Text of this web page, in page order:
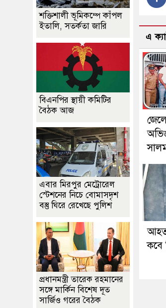
এ
কবে
শক্তিশালী ভূমিকম্পে কাঁপল
ইতালি, সতর্কতা জারি
বিএনপির স্থায়ী কমিটির
বৈঠক আজ
এবার মিরপুর মেট্রোরেল
স্টেশনের নিচে বোমাসদৃশ
বস্তু ঘিরে রেখেছে পুলিশ
প্রধানমন্ত্রী তারেক রহমানের
সঙ্গে মার্কিন বিশেষ দূত
সার্জিও গরের বৈঠক